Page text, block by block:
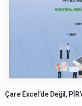
Çare Excel’de Değil,